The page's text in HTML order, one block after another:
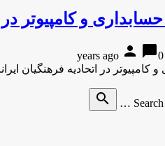
و کامپیوتر در
person chat_bubble0
در اتحادیه فرهنگیان
Search …
search